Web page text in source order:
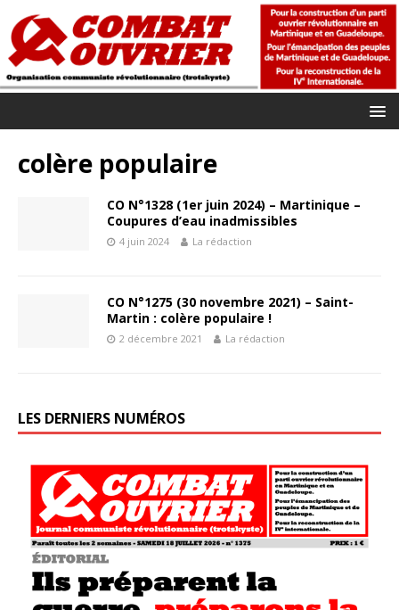
colère populaire
CO N°1328 (1er juin 2024) – Martinique –
Coupures d’eau inadmissibles
4 juin 2024 La rédaction
CO N°1275 (30 novembre 2021) – Saint-
Martin : colère populaire !
2 décembre 2021 La rédaction
LES DERNIERS NUMÉROS